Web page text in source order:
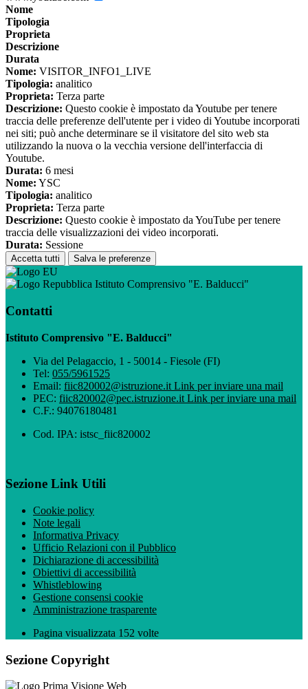
Nome
Tipologia
Proprieta
Descrizione
Durata
Nome: VISITOR_INFO1_LIVE
Tipologia: analitico
Proprieta: Terza parte
Descrizione: Questo cookie è impostato da Youtube per tenere
traccia delle preferenze dell'utente per i video di Youtube incorporati
nei siti; può anche determinare se il visitatore del sito web sta
utilizzando la nuova o la vecchia versione dell'interfaccia di
Youtube.
Durata: 6 mesi
Nome: YSC
Tipologia: analitico
Proprieta: Terza parte
Descrizione: Questo cookie è impostato da YouTube per tenere
traccia delle visualizzazioni dei video incorporati.
Durata: Sessione
Accetta tutti Salva le preferenze
Istituto Comprensivo "E. Balducci"
Contatti
Istituto Comprensivo "E. Balducci"
Via del Pelagaccio, 1 - 50014 - Fiesole (FI)
Tel: 055/5961525
Email: fiic820002@istruzione.it Link per inviare una mail
PEC: fiic820002@pec.istruzione.it Link per inviare una mail
C.F.: 94076180481
Cod. IPA: istsc_fiic820002
Sezione Link Utili
Cookie policy
Note legali
Informativa Privacy
Ufficio Relazioni con il Pubblico
Dichiarazione di accessibilità
Obiettivi di accessibilità
Whistleblowing
Gestione consensi cookie
Amministrazione trasparente
Pagina visualizzata 152 volte
Sezione Copyright